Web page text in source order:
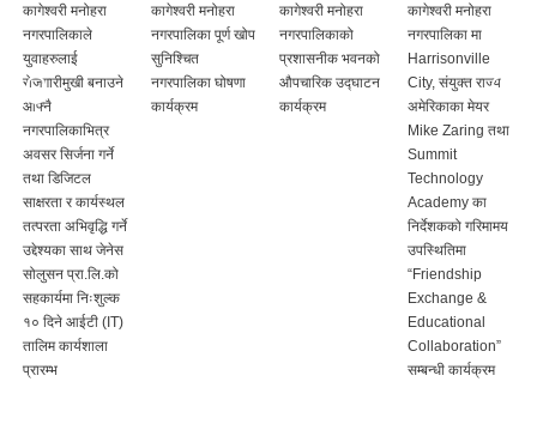
कागेश्वरी मनोहरा
नगरपालिकाले
युवाहरुलाई
रोजगारीमुखी बनाउने
आफ्नै
नगरपालिकाभित्र
अवसर सिर्जना गर्ने
तथा डिजिटल
साक्षरता र कार्यस्थल
तत्परता अभिवृद्धि गर्ने
उद्देश्यका साथ जेनेस
सोलुसन प्रा.लि.को
सहकार्यमा निःशुल्क
१० दिने आईटी (IT)
तालिम कार्यशाला
प्रारम्भ
कागेश्वरी मनोहरा
नगरपालिका पूर्ण खोप
सुनिश्चित
नगरपालिका घोषणा
कार्यक्रम
कागेश्वरी मनोहरा
नगरपालिकाको
प्रशासनीक भवनको
औपचारिक उद्घाटन
कार्यक्रम
कागेश्वरी मनोहरा
नगरपालिका मा
Harrisonville
City, संयुक्त राज्य
अमेरिकाका मेयर
Mike Zaring तथा
Summit
Technology
Academy का
निर्देशकको गरिमामय
उपस्थितिमा
“Friendship
Exchange &
Educational
Collaboration”
सम्बन्धी कार्यक्रम